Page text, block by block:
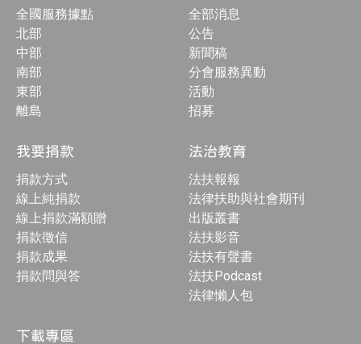
全國服務據點
北部
中部
南部
東部
離島
全部消息
公告
新聞稿
分會服務異動
活動
招募
我要捐款
捐款方式
線上純捐款
線上捐款滿額贈
捐款徵信
捐款成果
捐款問與答
法治教育
法扶報報
法律扶助與社會期刊
出版叢書
法扶影音
法扶有聲書
法扶Podcast
法律懶人包
下載專區